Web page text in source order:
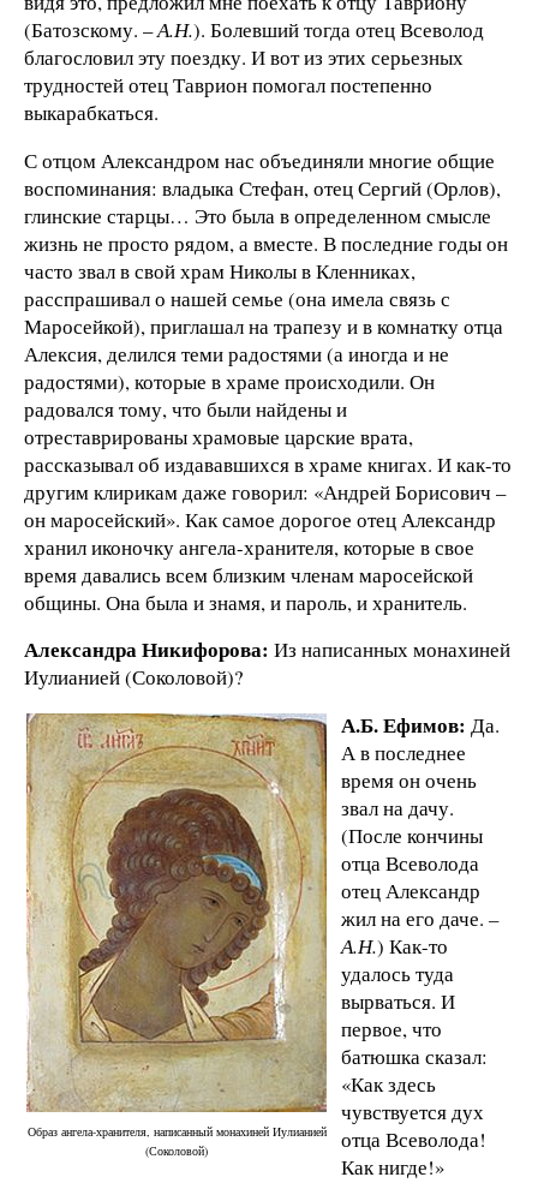
(Батозскому. –А.Н.). Болевший тогда отец Всеволод
благословил эту поездку. И вот из этих серьезных
трудностей отец Таврион помогал постепенно
выкарабкаться.
С отцом Александром нас объединяли многие общие
воспоминания: владыка Стефан, отец Сергий (Орлов),
глинские старцы… Это была в определенном смысле
жизнь не просто рядом, а вместе. В последние годы он
часто звал в свой храм Николы в Кленниках,
расспрашивал о нашей семье (она имела связь с
Маросейкой), приглашал на трапезу и в комнатку отца
Алексия, делился теми радостями (а иногда и не
радостями), которые в храме происходили. Он
радовался тому, что были найдены и
отреставрированы храмовые царские врата,
рассказывал об издававшихся в храме книгах. И как-то
другим клирикам даже говорил: «Андрей Борисович –
он маросейский». Как самое дорогое отец Александр
хранил иконочку ангела-хранителя, которые в свое
время давались всем близким членам маросейской
общины. Она была и знамя, и пароль, и хранитель.
Александра Никифорова: Из написанных монахиней
Иулианией (Соколовой)?
Образ ангела-хранителя, написанный монахиней Иулианией
(Соколовой)
А.Б. Ефимов: Да.
А в последнее
время он очень
звал на дачу.
(После кончины
отца Всеволода
отец Александр
жил на его даче. –
А.Н.) Как-то
удалось туда
вырваться. И
первое, что
батюшка сказал:
«Как здесь
чувствуется дух
отца Всеволода!
Как нигде!»